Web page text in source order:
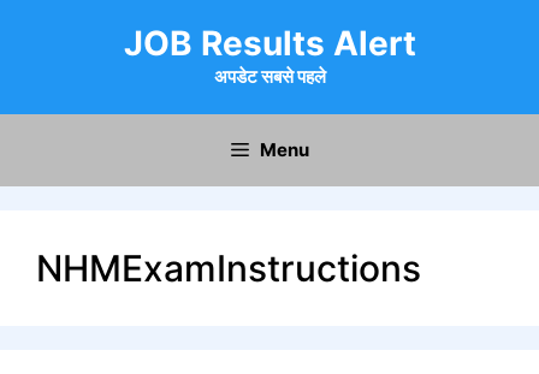
JOB Results Alert
अपडेट सबसे पहले
Menu
NHMExamInstructions